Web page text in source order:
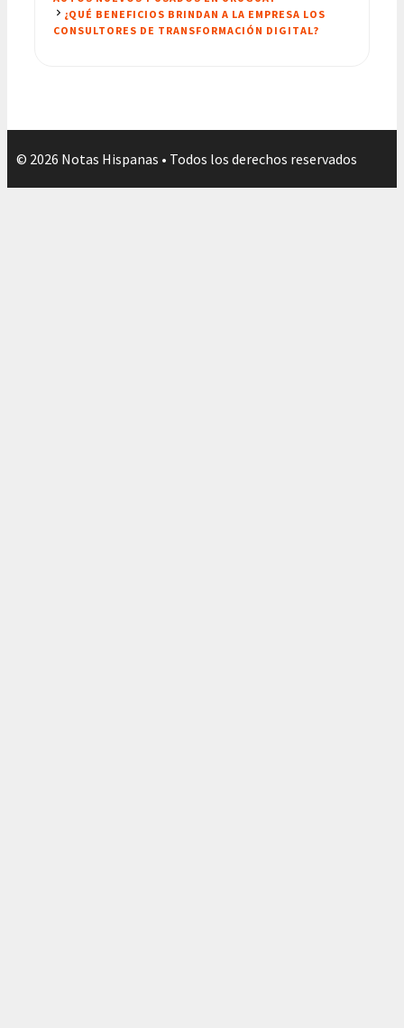
¿QUÉ BENEFICIOS BRINDAN A LA EMPRESA LOS
CONSULTORES DE TRANSFORMACIÓN DIGITAL?
© 2026 Notas Hispanas • Todos los derechos reservados